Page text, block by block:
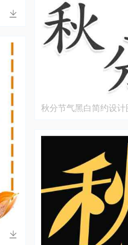
秋分节气黑白简约设计